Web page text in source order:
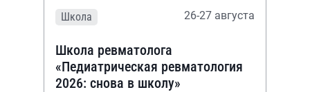
Школа 26-27 августа
Школа ревматолога
«Педиатрическая ревматология
2026: снова в школу»